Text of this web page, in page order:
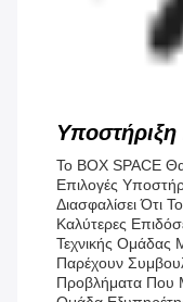
Υποστήριξη
Το BOX SPACE
Επιλογές
Διασφαλίσει Ότι
Καλύτερες
Τεχνικής Ομάδας
Παρέχουν
Προβλήματα Που